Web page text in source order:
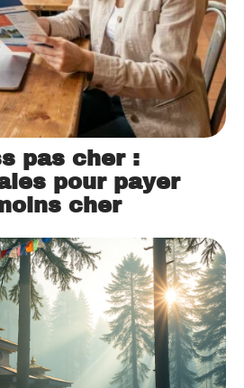
pas cher :
pour payer
cher